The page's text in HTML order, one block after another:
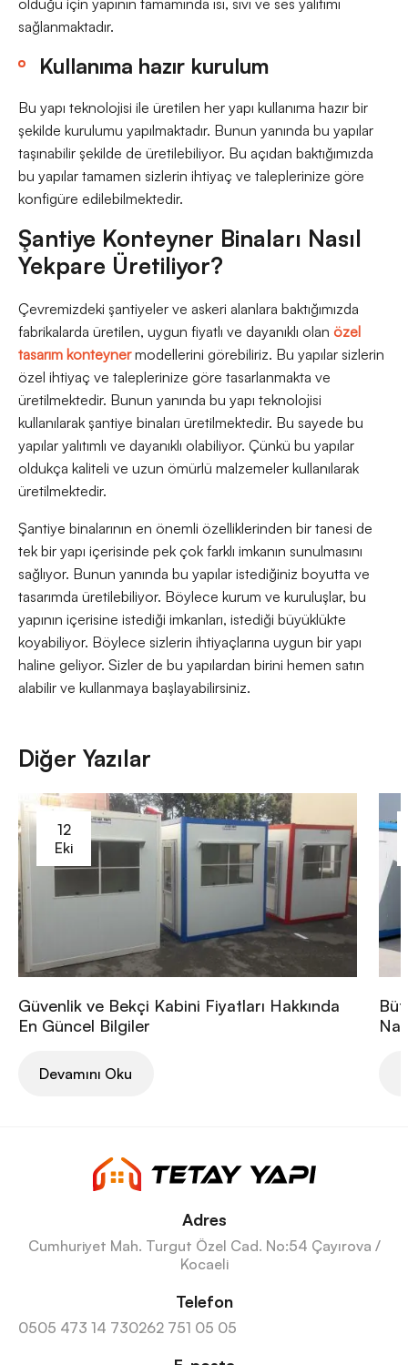
olduğu için yapının tamamında ısı, sıvı ve ses yalıtımı
sağlanmaktadır.
Kullanıma hazır kurulum
Bu yapı teknolojisi ile üretilen her yapı kullanıma hazır bir
şekilde kurulumu yapılmaktadır. Bunun yanında bu yapılar
taşınabilir şekilde de üretilebiliyor. Bu açıdan baktığımızda
bu yapılar tamamen sizlerin ihtiyaç ve taleplerinize göre
konfigüre edilebilmektedir.
Şantiye Konteyner Binaları Nasıl
Yekpare Üretiliyor?
Çevremizdeki şantiyeler ve askeri alanlara baktığımızda
fabrikalarda üretilen, uygun fiyatlı ve dayanıklı olan özel
tasarım konteynermodellerini görebiliriz. Bu yapılar sizlerin
özel ihtiyaç ve taleplerinize göre tasarlanmakta ve
üretilmektedir. Bunun yanında bu yapı teknolojisi
kullanılarak şantiye binaları üretilmektedir. Bu sayede bu
yapılar yalıtımlı ve dayanıklı olabiliyor. Çünkü bu yapılar
oldukça kaliteli ve uzun ömürlü malzemeler kullanılarak
üretilmektedir.
Şantiye binalarının en önemli özelliklerinden bir tanesi de
tek bir yapı içerisinde pek çok farklı imkanın sunulmasını
sağlıyor. Bunun yanında bu yapılar istediğiniz boyutta ve
tasarımda üretilebiliyor. Böylece kurum ve kuruluşlar, bu
yapının içerisine istediği imkanları, istediği büyüklükte
koyabiliyor. Böylece sizlerin ihtiyaçlarına uygun bir yapı
haline geliyor. Sizler de bu yapılardan birini hemen satın
alabilir ve kullanmaya başlayabilirsiniz.
Diğer Yazılar
12
Eki
Güvenlik ve Bekçi Kabini Fiyatları Hakkında
En Güncel Bilgiler
Devamını Oku
Adres
Cumhuriyet Mah. Turgut Özel Cad. No:54 Çayırova /
Kocaeli
Telefon
0505 473 14 730262 751 05 05